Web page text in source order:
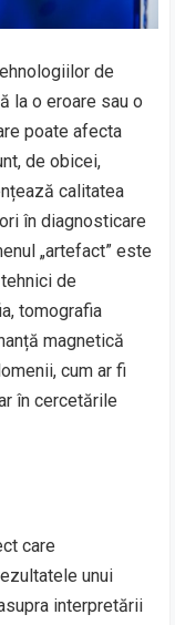
de
la o eroare sau o
poate afecta
de obicei,
calitatea
în diagnosticare
„artefact” este
de
tomografia
magnetică
cum ar fi
în cercetările
care
unui
interpretării